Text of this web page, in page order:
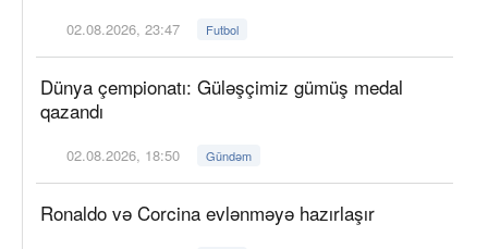
02.08.2026, 23:47 Futbol
Dünya çempionatı: Güləşçimiz gümüş medal
qazandı
02.08.2026, 18:50 Gündəm
Ronaldo və Corcina evlənməyə hazırlaşır